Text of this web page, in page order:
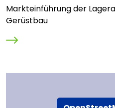
Markteinführung der
Gerüstbau